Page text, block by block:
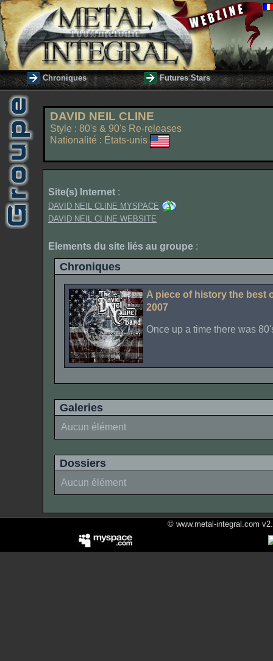
Chroniques Futures Stars
DAVID NEIL CLINE
Style : 80's & 90's Re-releases
Nationalité : États-unis
Site(s) Internet :
DAVID NEIL CLINE MYSPACE
DAVID NEIL CLINE WEBSITE
Elements du site liés au groupe :
Chroniques
A piece of history the best
2007
Once up a time there was
Galeries
Aucun élément
Dossiers
Aucun élément
© www.metal-integral.com